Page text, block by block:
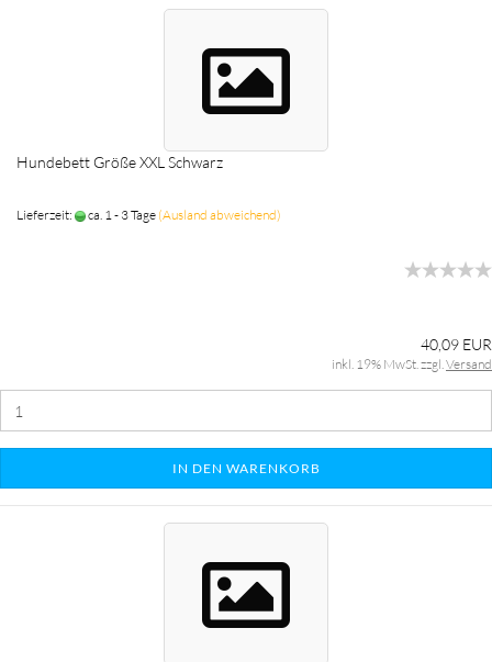
Hundebett Größe XXL Schwarz
Lieferzeit: ca. 1 - 3 Tage (Ausland abweichend)
40,09 EUR
inkl. 19% MwSt. zzgl.Versand
IN DEN WARENKORB